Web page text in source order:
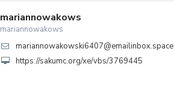
mariannowakows
mariannowakows
mariannowakowski6407@emailinbox.space
https://sakumc.org/xe/vbs/3769445